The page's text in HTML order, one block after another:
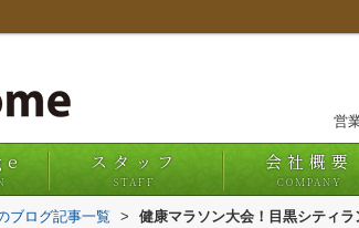
営
スタッフ
STAFF
会社概要
COMPANY
ブログ記事一覧 > 健康マラソン大会！目黒シティ